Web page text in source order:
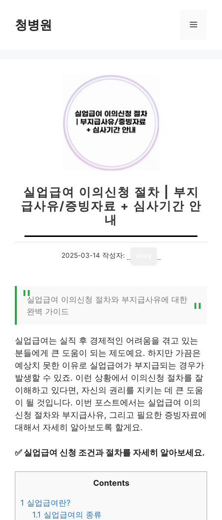
청병원 메
실업급여 이의신청 절차 | 부지
급사유/증빙자료 + 심사기간 안
내
2025-03-14 작성자:
실업급여 이의신청 절차와 부지급사유에 대한
완벽 가이드
실업급여는 실직 후 경제적인 어려움을 겪고 있는
분들에게 큰 도움이 되는 제도예요. 하지만 가끔은
예상치 못한 이유로 실업급여가 부지급되는 경우가
발생할 수 있죠. 이런 상황에서 이의신청 절차를 잘
이해하고 있다면, 자신의 권리를 지키는 데 큰 도움
이 될 것입니다. 이번 포스트에서는 실업급여 이의
신청 절차와 부지급사유, 그리고 필요한 증빙자료에
대해서 자세히 알아보도록 할게요.
✅ 실업급여 신청 조건과 절차를 자세히 알아보세요.
Contents
1 실업급여란?
1.1 실업급여의 종류